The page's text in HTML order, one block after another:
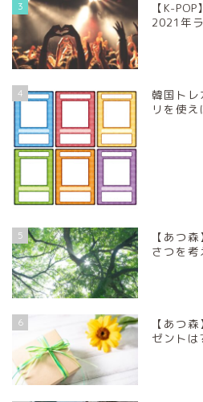
3
【K-
2021年
4
韓国ト
リを使
5
【あつ
さつを
6
【あつ
ゼント